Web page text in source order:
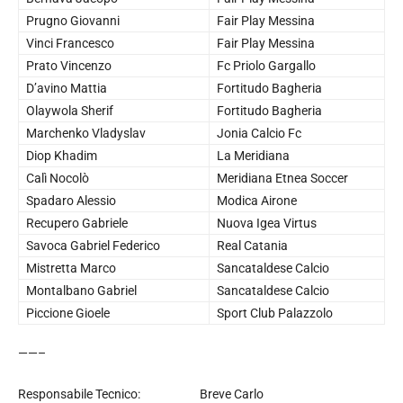
Prugno Giovanni
Fair Play Messina
Vinci Francesco
Fair Play Messina
Prato Vincenzo
Fc Priolo Gargallo
D’avino Mattia
Fortitudo Bagheria
Olaywola Sherif
Fortitudo Bagheria
Marchenko Vladyslav
Jonia Calcio Fc
Diop Khadim
La Meridiana
Calì Nocolò
Meridiana Etnea Soccer
Spadaro Alessio
Modica Airone
Recupero Gabriele
Nuova Igea Virtus
Savoca Gabriel Federico
Real Catania
Mistretta Marco
Sancataldese Calcio
Montalbano Gabriel
Sancataldese Calcio
Piccione Gioele
Sport Club Palazzolo
——–
Responsabile Tecnico: Breve Carlo